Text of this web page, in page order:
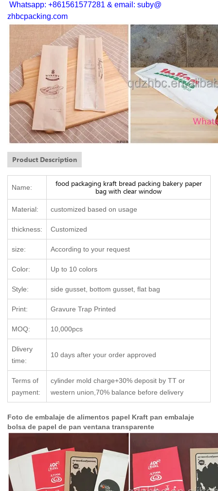
Whatsapp: +861561577281 & email: suby@
zhbcpacking.com
Product Description
Name:
food packaging kraft bread packing bakery paper
bag with clear window
Material: customized based on usage
thickness: Customized
size: According to your request
Color: Up to 10 colors
Style: side gusset, bottom gusset, flat bag
Print: Gravure Trap Printed
MOQ: 10,000pcs
Dlivery
time:
10 days after your order approved
Terms of
payment:
cylinder mold charge+30% deposit by TT or
western union,70% balance before delivery
Foto de embalaje de alimentos papel Kraft pan embalaje
bolsa de papel de pan ventana transparente